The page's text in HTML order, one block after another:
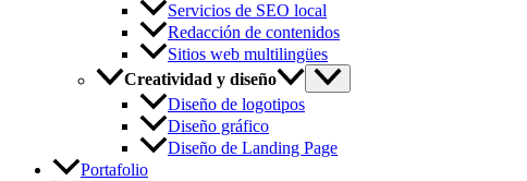
Servicios de SEO local
Redacción de contenidos
Sitios web multilingües
Creatividad y diseño
Diseño de logotipos
Diseño gráfico
Diseño de Landing Page
Portafolio